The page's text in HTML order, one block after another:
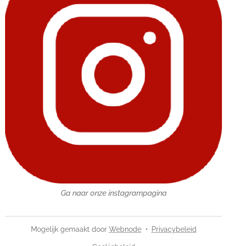
Ga naar onze instagrampagina
Mogelijk gemaakt door Webnode Privacybeleid